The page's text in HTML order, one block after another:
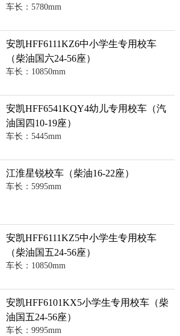
车长：5780mm
安凯HFF6111KZ6中小学生专用校车
（柴油国六24-56座）
车长：10850mm
安凯HFF6541KQY4幼儿专用校车（汽
油国四10-19座）
车长：5445mm
江淮星锐校车（柴油16-22座）
车长：5995mm
安凯HFF6111KZ5中小学生专用校车
（柴油国五24-56座）
车长：10850mm
安凯HFF6101KX5小学生专用校车（柴
油国五24-56座）
车长：9995mm